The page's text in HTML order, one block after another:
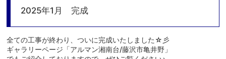
2025年1月 完成
全ての工事が終わり、ついに完成いたしました☆彡
ギャラリーページ「アルマン湘南台/藤沢市亀井野」